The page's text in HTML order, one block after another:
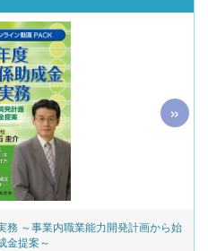
務 ～事業内職業能力開発計画から始
金提案～
»